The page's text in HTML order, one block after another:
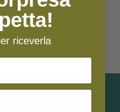
riceverla